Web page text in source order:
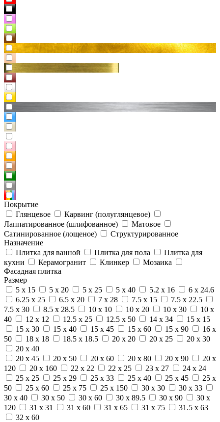
Покрытие
Глянцевое
Карвинг (полуглянцевое)
Лаппатированное (шлифованное)
Матовое
Сатинированное (лощеное)
Структурированное
Назначение
Плитка для ванной
Плитка для пола
Плитка для
кухни
Керамогранит Клинкер
Мозаика
Фасадная плитка
Размер
5 x 15
5 x 20 5 x 25 5 x 40 5.2 x 16
6 x 24.6
6.25 x 25
6.5 x 20 7 x 28 7.5 x 15
7.5 x 22.5
7.5 x 30
8.5 x 28.5 10 x 10 10 x 20 10 x 30
10 x
40
12 x 12 12.5 x 25 12.5 x 50 14 x 34
15 x 15
15 x 30
15 x 40 15 x 45 15 x 60 15 x 90
16 x
50
18 x 18 18.5 x 18.5 20 x 20 20 x 25
20 x 30
20 x 40
20 x 45
20 x 50 20 x 60 20 x 80 20 x 90
20 x
120
20 x 160 22 x 22 22 x 25 23 x 27
24 x 24
25 x 25
25 x 29 25 x 33 25 x 40 25 x 45
25 x
50
25 x 60 25 x 75 25 x 150 30 x 30
30 x 33
30 x 40
30 x 50 30 x 60 30 x 89.5 30 x 90
30 x
120
31 x 31 31 x 60 31 x 65 31 x 75
31.5 x 63
32 x 60